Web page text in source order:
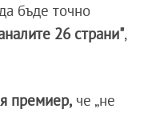
бъде точно
26 страни",
премиер, че „не